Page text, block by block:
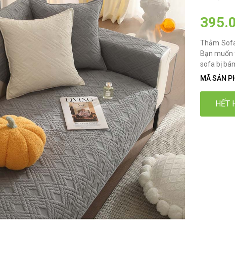
Thảm
Bạn
sofa bị
MÃ SẢN
HẾT